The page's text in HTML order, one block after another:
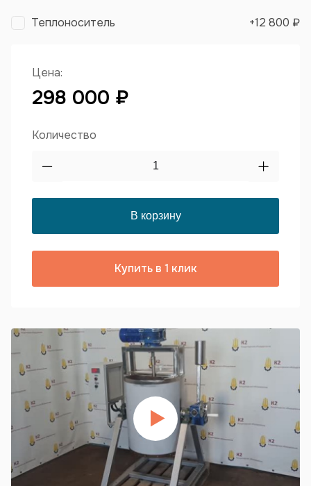
Теплоноситель +12 800 ₽
Цена:
298 000 ₽
Количество
Купить в 1 клик